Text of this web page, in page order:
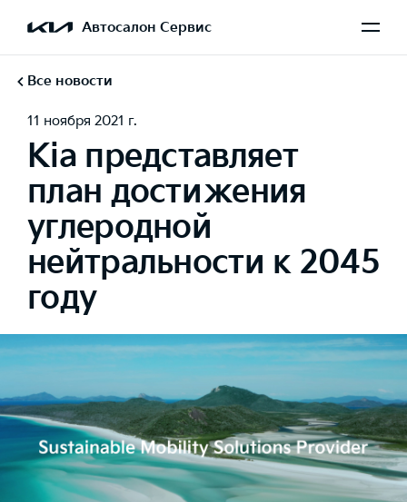
Автосалон Сервис
Все новости
11 ноября 2021 г.
Kia представляет
план достижения
углеродной
нейтральности к 2045
году